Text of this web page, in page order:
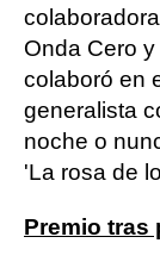
Onda Cero
colaboró en
generalista
noche o
'La rosa de
Premio tras